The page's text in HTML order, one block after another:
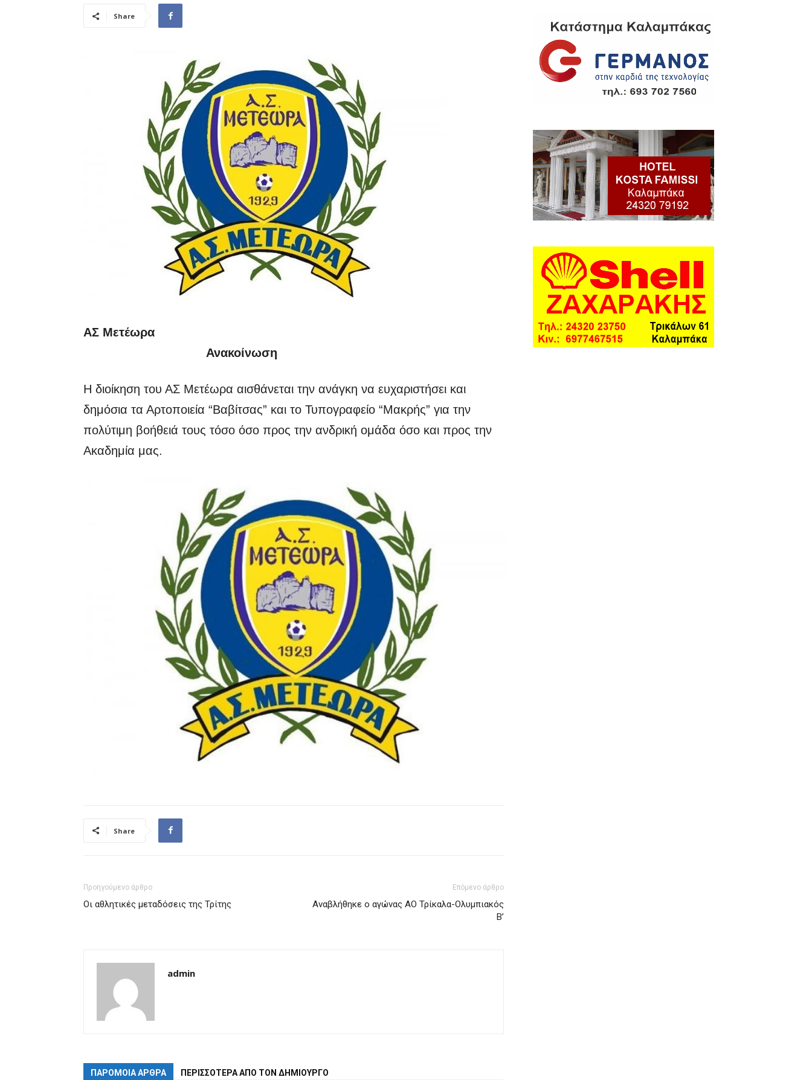
Share
ΑΣ Μετέωρα
Ανακοίνωση
Η διοίκηση του ΑΣ Μετέωρα αισθάνεται την ανάγκη να ευχαριστήσει και
δημόσια τα Αρτοποιεία “Βαβίτσας” και το Τυπογραφείο “Μακρής” για την
πολύτιμη βοήθειά τους τόσο όσο προς την ανδρική ομάδα όσο και προς την
Ακαδημία μας.
Share
Προηγούμενο άρθρο
Οι αθλητικές μεταδόσεις της Τρίτης
Επόμενο άρθρο
Αναβλήθηκε ο αγώνας ΑΟ Τρίκαλα-Ολυμπιακός
Β’
admin
ΠΑΡΟΜΟΙΑ ΑΡΘΡΑ ΠΕΡΙΣΣΟΤΕΡΑ ΑΠΟ ΤΟΝ ΔΗΜΙΟΥΡΓΟ